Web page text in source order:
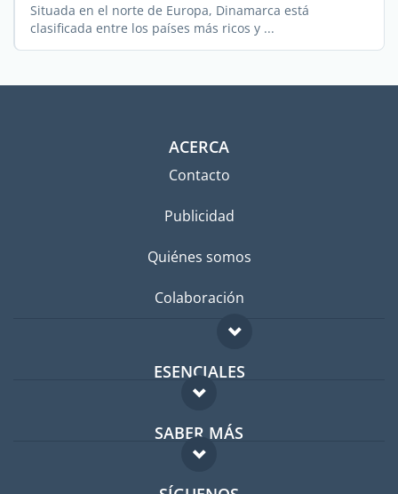
Situada en el norte de Europa, Dinamarca está
clasificada entre los países más ricos y ...
ACERCA
Contacto
Publicidad
Quiénes somos
Colaboración
ESENCIALES
Foro para expatriados
Guía para expatriados
Trabajos en el extranjero
SABER MÁS
FAQ